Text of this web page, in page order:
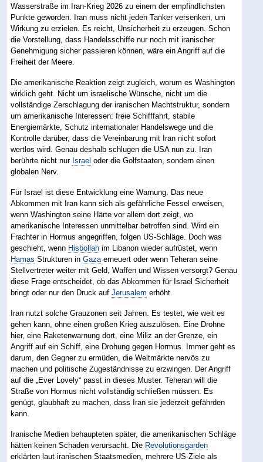
Wasserstraße im Iran-Krieg 2026 zu einem der empfindlichsten
Punkte geworden. Iran muss nicht jeden Tanker versenken, um
Wirkung zu erzielen. Es reicht, Unsicherheit zu erzeugen. Schon
die Vorstellung, dass Handelsschiffe nur noch mit iranischer
Genehmigung sicher passieren können, wäre ein Angriff auf die
Freiheit der Meere.
Die amerikanische Reaktion zeigt zugleich, worum es Washington
wirklich geht. Nicht um israelische Wünsche, nicht um die
vollständige Zerschlagung der iranischen Machtstruktur, sondern
um amerikanische Interessen: freie Schifffahrt, stabile
Energiemärkte, Schutz internationaler Handelswege und die
Kontrolle darüber, dass die Vereinbarung mit Iran nicht sofort
wertlos wird. Genau deshalb schlugen die USA nun zu. Iran
berührte nicht nur Israel oder die Golfstaaten, sondern einen
globalen Nerv.
Für Israel ist diese Entwicklung eine Warnung. Das neue
Abkommen mit Iran kann sich als gefährliche Fessel erweisen,
wenn Washington seine Härte vor allem dort zeigt, wo
amerikanische Interessen unmittelbar betroffen sind. Wird ein
Frachter in Hormus angegriffen, folgen US-Schläge. Doch was
geschieht, wenn Hisbollah im Libanon wieder aufrüstet, wenn
Hamas Strukturen inGaza erneuert oder wenn Teheran seine
Stellvertreter weiter mit Geld, Waffen und Wissen versorgt? Genau
diese Frage entscheidet, ob das Abkommen für Israel Sicherheit
bringt oder nur den Druck aufJerusalem erhöht.
Iran nutzt solche Grauzonen seit Jahren. Es testet, wie weit es
gehen kann, ohne einen großen Krieg auszulösen. Eine Drohne
hier, eine Raketenwarnung dort, eine Miliz an der Grenze, ein
Angriff auf ein Schiff, eine Drohung gegen Hormus. Immer geht es
darum, den Gegner zu ermüden, die Weltmärkte nervös zu
machen und politische Zugeständnisse zu erzwingen. Der Angriff
auf die „Ever Lovely“ passt in dieses Muster. Teheran will die
Straße von Hormus nicht vollständig schließen müssen. Es
genügt, glaubhaft zu machen, dass Iran sie jederzeit gefährden
kann.
Iranische Medien behaupteten später, die amerikanischen Schläge
hätten keinen Schaden verursacht. Die Revolutionsgarden
erklärten laut iranischen Staatsmedien, mehrere US-Ziele als